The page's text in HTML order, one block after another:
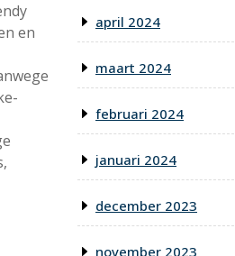
en
april 2024
maart 2024
februari 2024
januari 2024
december 2023
november 2023